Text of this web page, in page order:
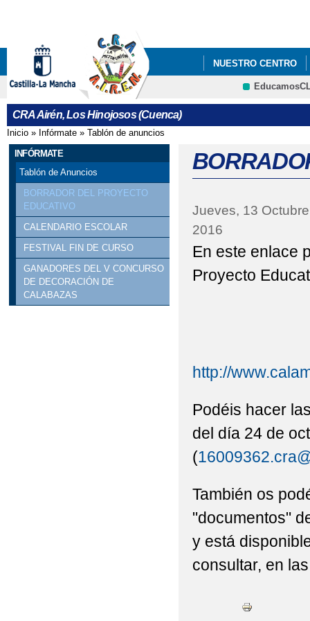
NUESTRO CENTRO
DÍA DE LA
MODIFICACIÓN DE
CRA Airén, Los Hinojosos (Cuenca)
Se encuentra usted aquí
Inicio » Infórmate » Tablón de anuncios
INFÓRMATE
Tablón de Anuncios
BORRADOR DEL PROYECTO
EDUCATIVO
CALENDARIO ESCOLAR
FESTIVAL FIN DE CURSO
GANADORES DEL V CONCURSO
DE DECORACIÓN DE
CALABAZAS
Jueves, 13
2016
En este enlace
Proyecto
http://
Podéis hacer
del día 24 de
(
También os
"documentos"
y está
consultar, en